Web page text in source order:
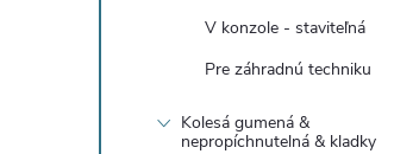
V konzole - staviteľná
Pre záhradnú techniku
Kolesá gumená &
nepropíchnutelná & kladky